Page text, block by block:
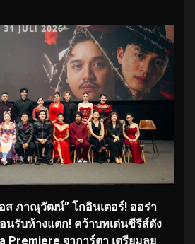
ส ภาณุวัฒน์” โกอินเตอร์! ออร่า
รับห้างแตก! คว้าบทเด่นซีรีส์ดัง
Premiere จาการ์ตา เตรียมลุย